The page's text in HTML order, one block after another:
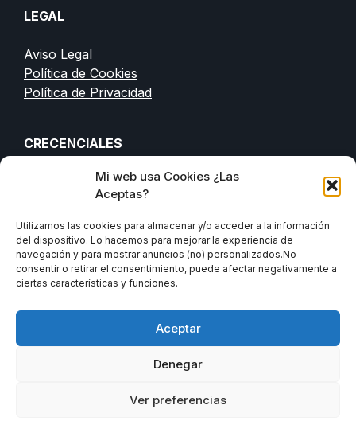
Mi web usa Cookies ¿Las
Aceptas?
Utilizamos las cookies para almacenar y/o acceder a la información
del dispositivo. Lo hacemos para mejorar la experiencia de
navegación y para mostrar anuncios (no) personalizados.No
consentir o retirar el consentimiento, puede afectar negativamente a
ciertas características y funciones.
Aceptar
Denegar
Ver preferencias
LEGAL
Aviso Legal
Política de Cookies
Política de Privacidad
CRECENCIALES
EIP | LCCi | OBS
Banco España
CNMV
"Los puntos de vista y las opiniones expresadas de
forma totalmente gratuita en este blog/web son
personales y no corresponden necesariamente ni a las
de la empresa con la que colaboro o he colaborado, ni a
compañeros de profesión. En ningún caso constituyen